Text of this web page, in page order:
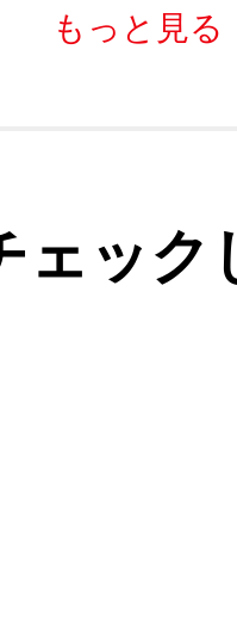
もっと見る
ェック